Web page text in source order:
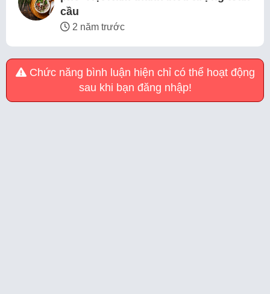
cầu
2 năm trước
Chức năng bình luận hiện chỉ có thể hoạt động
sau khi bạn đăng nhập!